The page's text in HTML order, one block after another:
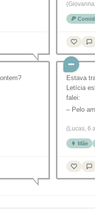
🍕
Estava
Letícia
falei:
– Pelo
(Lucas, 6
👩 Mãe